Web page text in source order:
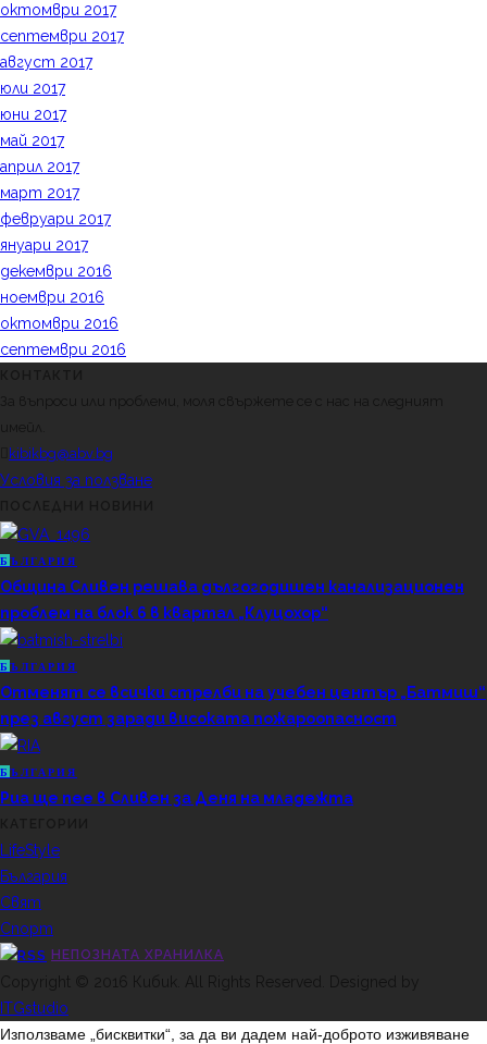
октомври 2017
септември 2017
август 2017
юли 2017
юни 2017
май 2017
април 2017
март 2017
февруари 2017
януари 2017
декември 2016
ноември 2016
октомври 2016
септември 2016
За въпроси или проблеми, моля свържете се с нас на следният
имейл.
kibikbg@abv.bg
Условия за ползване
Б ЪЛГАРИЯ
Община Сливен решава дългогодишен канализационен
проблем на блок 6 в квартал „Клуцохор“
Б ЪЛГАРИЯ
Отменят се всички стрелби на учебен център „Батмиш“
през август заради високата пожароопасност
Б ЪЛГАРИЯ
Риа ще пее в Сливен за Деня на младежта
LifeStyle
България
Свят
Спорт
НЕПОЗНАТА ХРАНИЛКА
Copyright © 2016 Кибик. All Rights Reserved. Designed by
ITGstudio
Използваме „бисквитки“, за да ви дадем най-доброто изживяване